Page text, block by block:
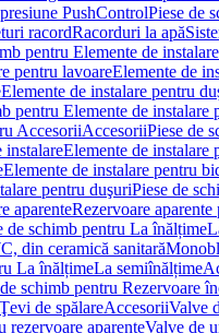
PushControlPiese de
racordRacorduri la apă
pentru Elemente de instalare
pentru lavoareElemente de
Elemente de instalare pentru
pentru Elemente de instalare
AccesoriiAccesoriiPiese de
instalareElemente de instalare
Elemente de instalare pentru
pentru duşuriPiese de
aparenteRezervoare
de schimb pentru La înălțime
din ceramică sanitară
La înălțimeLa semiînălțime
schimb pentru Rezervoare
Ţevi de spălareAccesoriiValve
rezervoare aparenteValve de